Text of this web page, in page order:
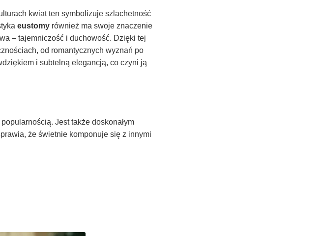
kwiat ten symbolizuje szlachetność
eustomy również ma swoje znaczenie
– tajemniczość i duchowość. Dzięki tej
od romantycznych wyznań po
i subtelną elegancją, co czyni ją
Jest także doskonałym
że świetnie komponuje się z innymi